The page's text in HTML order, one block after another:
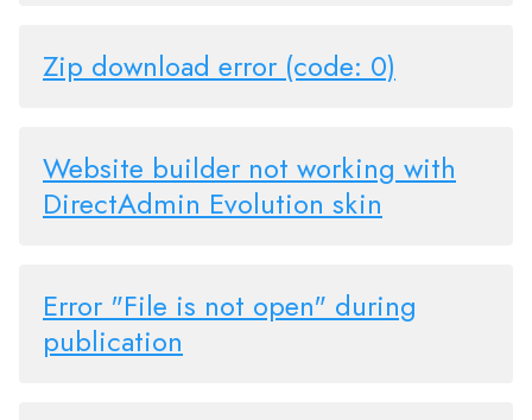
Zip download error (code: 0)
Website builder not working with
DirectAdmin Evolution skin
Error "File is not open" during
publication